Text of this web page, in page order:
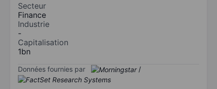
Secteur
Finance
Industrie
-
Capitalisation
1bn
Données fournies par /